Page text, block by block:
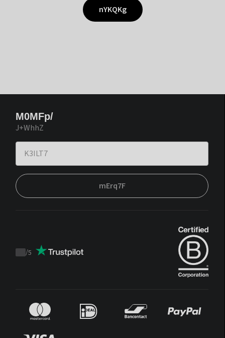
nYKQKg
M0MFp/
J+WhhZ
mErq7F
Trustpilot
/5